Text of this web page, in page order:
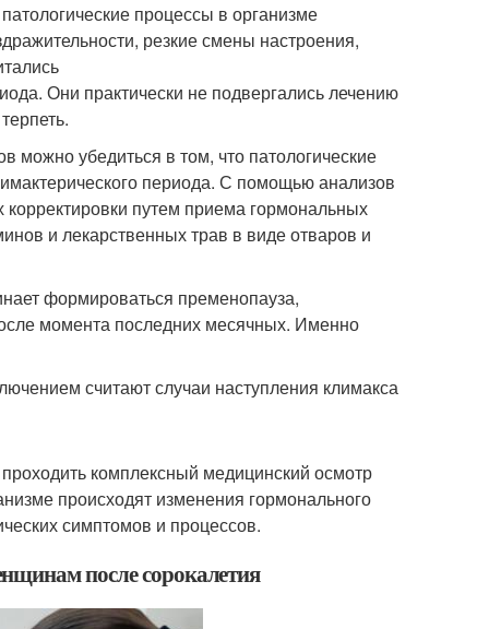
процессы в организме
резкие смены настроения,
Они практически не подвергались лечению
можно убедиться в том, что патологические
периода. С помощью анализов
путем приема гормональных
и лекарственных трав в виде отваров и
формироваться пременопауза,
момента последних месячных. Именно
считают случаи наступления климакса
комплексный медицинский осмотр
происходят изменения гормонального
симптомов и процессов.
после сорокалетия